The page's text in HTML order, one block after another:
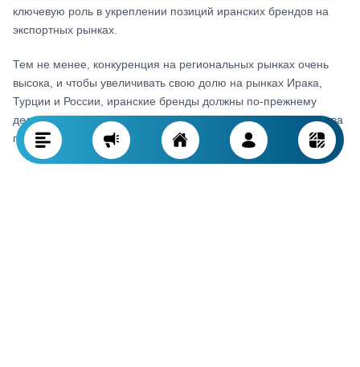
ключевую роль в укреплении позиций иранских брендов на
экспортных рынках.
Тем не менее, конкуренция на региональных рынках очень
высока, и чтобы увеличивать свою долю на рынках Ирака,
Турции и России, иранские бренды должны по-прежнему
делать ставку на инновации, постоянное повышение качества
продукции и совершенствование маркетинговых стратегий.